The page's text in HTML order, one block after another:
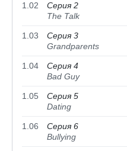
1.02
Серия 2
The Talk
1.03
Серия 3
Grandparents
1.04
Серия 4
Bad Guy
1.05
Серия 5
Dating
1.06
Серия 6
Bullying